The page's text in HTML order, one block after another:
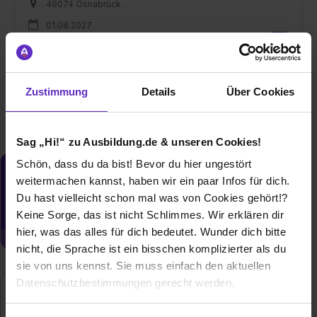
Zustimmung Details Über Cookies
Sag „Hi!“ zu Ausbildung.de & unseren Cookies!
Schön, dass du da bist! Bevor du hier ungestört
weitermachen kannst, haben wir ein paar Infos für dich.
Du hast vielleicht schon mal was von Cookies gehört!?
Keine Sorge, das ist nicht Schlimmes. Wir erklären dir
hier, was das alles für dich bedeutet. Wunder dich bitte
nicht, die Sprache ist ein bisschen komplizierter als du
sie von uns kennst. Sie muss einfach den aktuellen
Datenschutzbestimmungen gerecht werden.
49074 Osnabrück
01.08.2027
Weitere Ergebnisse laden
Du möchtest neue Stellen automatisch
zugeschickt bekommen?
Jetzt aktivieren